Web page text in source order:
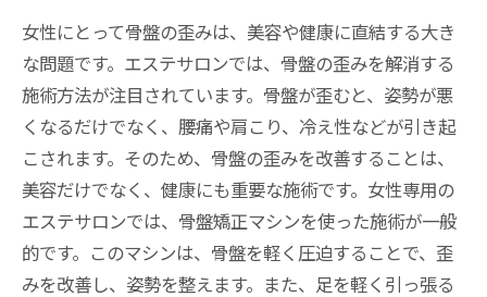
女性にとって骨盤の歪みは、美容や健康に直結する大き
な問題です。エステサロンでは、骨盤の歪みを解消する
施術方法が注目されています。骨盤が歪むと、姿勢が悪
くなるだけでなく、腰痛や肩こり、冷え性などが引き起
こされます。そのため、骨盤の歪みを改善することは、
美容だけでなく、健康にも重要な施術です。女性専用の
エステサロンでは、骨盤矯正マシンを使った施術が一般
的です。このマシンは、骨盤を軽く圧迫することで、歪
みを改善し、姿勢を整えます。また、足を軽く引っ張る